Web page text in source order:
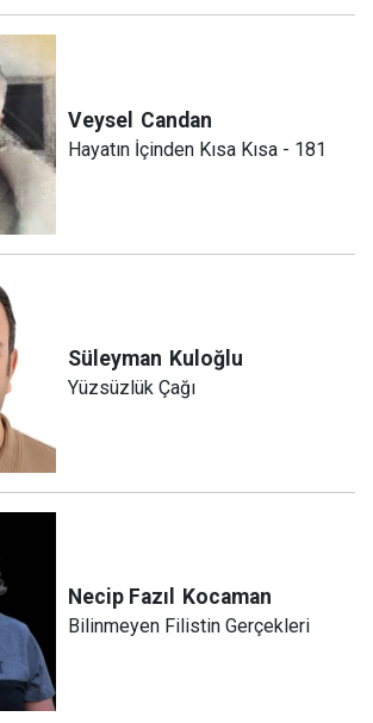
Veysel Candan
Hayatın İçinden Kısa Kısa - 181
Süleyman Kuloğlu
Yüzsüzlük Çağı
Necip Fazıl Kocaman
Bilinmeyen Filistin Gerçekleri